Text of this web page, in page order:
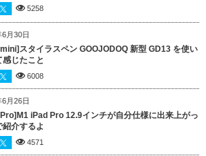
5258
月30日
スタイラスペン GOOJODOQ 新型 GD13 を使い
感じたこと
6008
月26日
iPad Pro 12.9インチが自分仕様に出来上がっ
紹介するよ
4571